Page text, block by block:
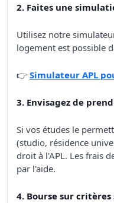
2. Faites une
Utilisez notre
logement est possible
👉 Simulateur APL
3. Envisagez de
Si vos études le
(studio, résidence
droit à l'APL. Les frais
par l'aide.
4. Bourse sur critères